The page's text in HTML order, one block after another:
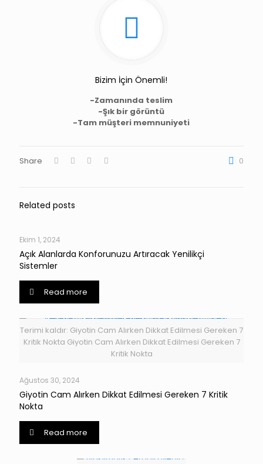
Bizim İçin Önemli!
-Zamanında teslim
-Şık bir görüntü
-Tam müşteri memnuniyeti
Share 0
Related posts
Ekim 1, 2024
Açık Alanlarda Konforunuzu Artıracak Yenilikçi
Sistemler
Read more
Terimi kaldır: Giyotin Cam Alırken Dikkat Edilmesi Gereken 7
Kritik Nokta Giyotin Cam Alırken Dikkat Edilmesi Gereken 7
Kritik Nokta
Ağustos 30, 2024
Giyotin Cam Alırken Dikkat Edilmesi Gereken 7 Kritik
Nokta
Read more